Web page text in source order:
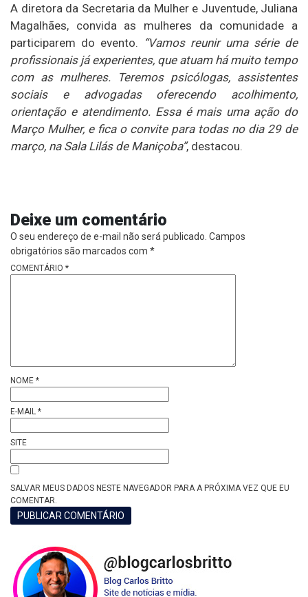
A diretora da Secretaria da Mulher e Juventude, Juliana
Magalhães, convida as mulheres da comunidade a
participarem do evento.
“Vamos reunir uma série de
profissionais já experientes, que atuam há muito tempo
com as mulheres. Teremos psicólogas, assistentes
sociais e advogadas oferecendo acolhimento,
orientação e atendimento. Essa é mais uma ação do
Março Mulher, e fica o convite para todas no dia 29 de
março, na Sala Lilás de Maniçoba”, destacou.
Deixe um comentário
O seu endereço de e-mail não será publicado. Campos
obrigatórios são marcados com *
COMENTÁRIO *
NOME *
E-MAIL *
SITE
SALVAR MEUS DADOS NESTE NAVEGADOR PARA A PRÓXIMA VEZ QUE EU
COMENTAR.